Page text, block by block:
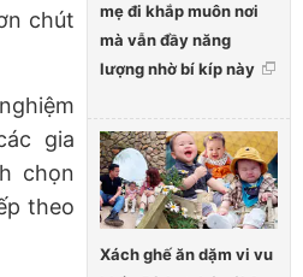
mẹ đi khắp muôn nơi
mà vẫn đầy năng
lượng nhờ bí kíp này
Xách ghế ăn dặm vi vu
chút
gia
chọn
theo